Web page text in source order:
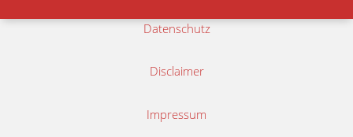
Datenschutz
Disclaimer
Impressum